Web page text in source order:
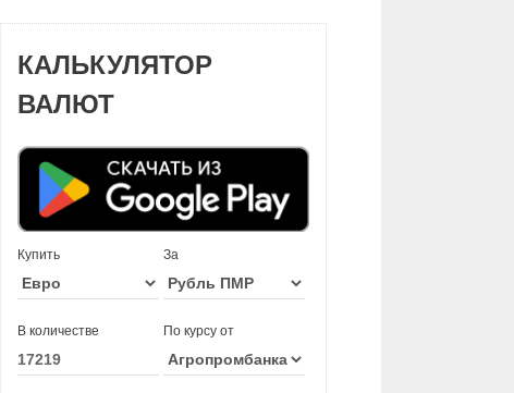
КАЛЬКУЛЯТОР
ВАЛЮТ
Купить За
В количестве По курсу от